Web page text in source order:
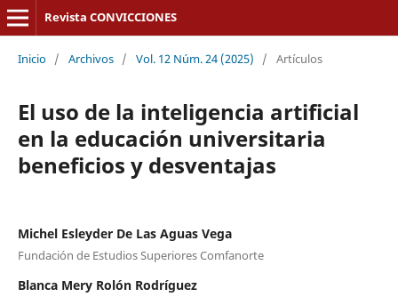
Revista CONVICCIONES
Inicio / Archivos / Vol. 12 Núm. 24 (2025) / Artículos
El uso de la inteligencia artificial
en la educación universitaria
beneficios y desventajas
Michel Esleyder De Las Aguas Vega
Fundación de Estudios Superiores Comfanorte
Blanca Mery Rolón Rodríguez